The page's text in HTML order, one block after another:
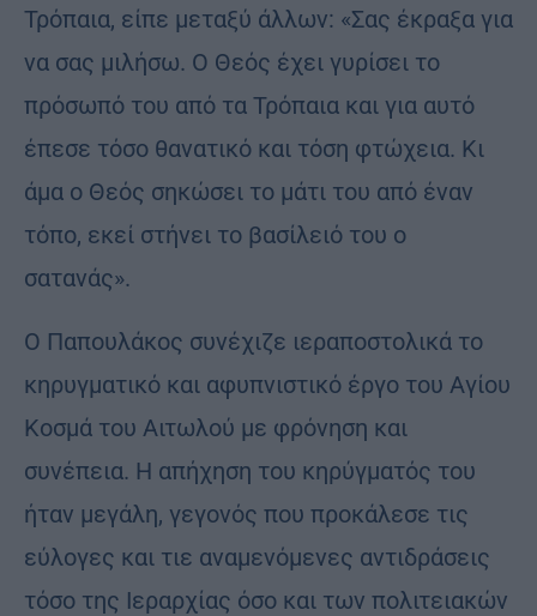
Τρόπαια, είπε μεταξύ άλλων: «Σας έκραξα για
να σας μιλήσω. Ο Θεός έχει γυρίσει το
πρόσωπό του από τα Τρόπαια και για αυτό
έπεσε τόσο θανατικό και τόση φτώχεια. Κι
άμα ο Θεός σηκώσει το μάτι του από έναν
τόπο, εκεί στήνει το βασίλειό του ο
σατανάς».
Ο Παπουλάκος συνέχιζε ιεραποστολικά το
κηρυγματικό και αφυπνιστικό έργο του Αγίου
Κοσμά του Αιτωλού με φρόνηση και
συνέπεια. Η απήχηση του κηρύγματός του
ήταν μεγάλη, γεγονός που προκάλεσε τις
εύλογες και τιε αναμενόμενες αντιδράσεις
τόσο της Ιεραρχίας όσο και των πολιτειακών